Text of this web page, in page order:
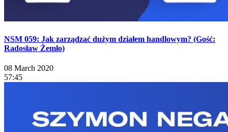
NSM 059: Jak zarządzać dużym działem handlowym? (Gość:
Radosław Żemło)
08 March 2020
57:45